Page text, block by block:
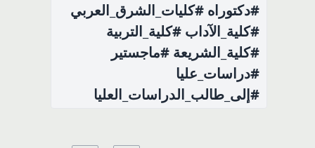
#دكتوراه #كليات_الشرق_العربي
#كلية_الآداب #كلية_التربية
#كلية_الشريعة #ماجستير
#دراسات_عليا
#إلى_طالب_الدراسات_العليا